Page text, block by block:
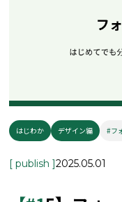
はじわか デザイン編 #フ
[ publish ]2025.05.01